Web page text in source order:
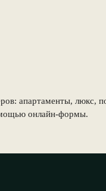
апартаменты, люкс,
онлайн-формы.